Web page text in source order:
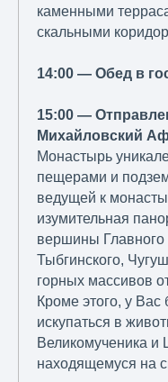
каменными
скальными
14:00 — Обед в
15:00 —
Михайловский
Монастырь
пещерами и
ведущей к
изумительная
вершины Главного
Тыбгинского,
горных массивов
Кроме этого, у Вас
искупаться в
Великомученика и
находящемуся на